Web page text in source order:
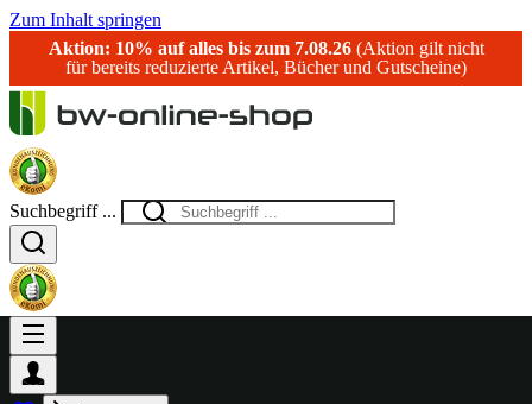
Zum Inhalt springen
Aktion: 10% auf alles bis zum 7.08.26(Aktion gilt nicht
für bereits reduzierte Artikel, Bücher und Gutscheine)
Suchbegriff ...